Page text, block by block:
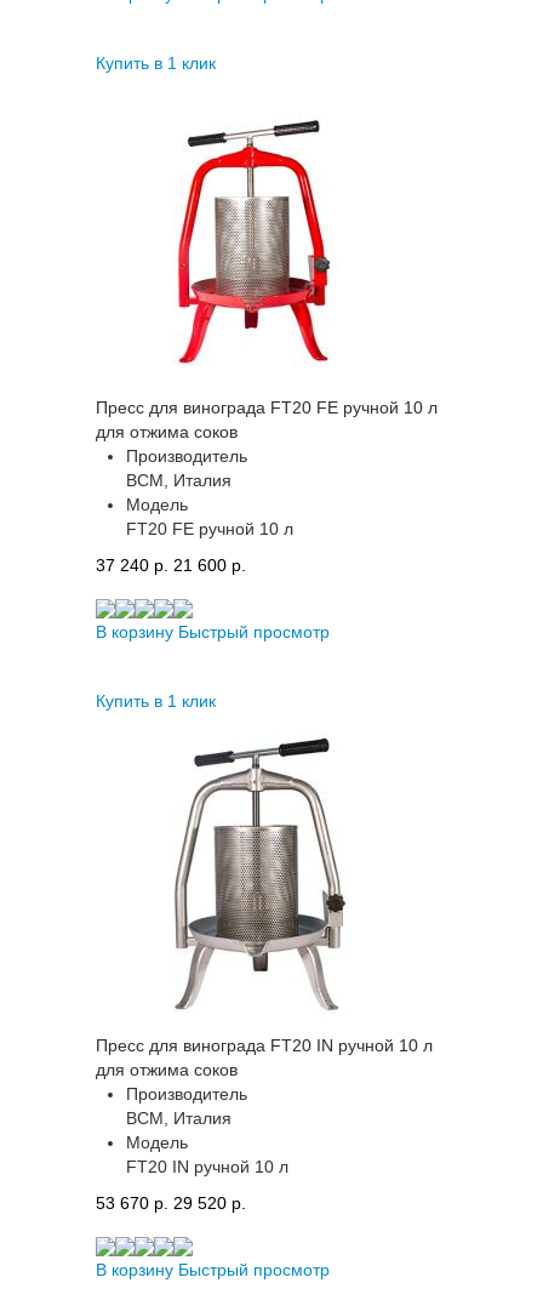
Купить в 1 клик
Пресс для винограда FT20 FE ручной 10 л
для отжима соков
Производитель
BCM, Италия
Модель
FT20 FE ручной 10 л
37 240 p. 21 600 p.
В корзину Быстрый просмотр
Купить в 1 клик
Пресс для винограда FT20 IN ручной 10 л
для отжима соков
Производитель
BCM, Италия
Модель
FT20 IN ручной 10 л
53 670 p. 29 520 p.
В корзину Быстрый просмотр